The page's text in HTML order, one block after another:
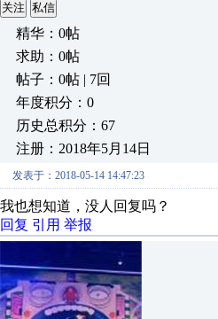
关注 私信
精华：0帖
求助：0帖
帖子：0帖 | 7回
年度积分：0
历史总积分：67
注册：2018年5月14日
发表于：2018-05-14 14:47:23
我也想知道，没人回复吗？
回复 引用 举报